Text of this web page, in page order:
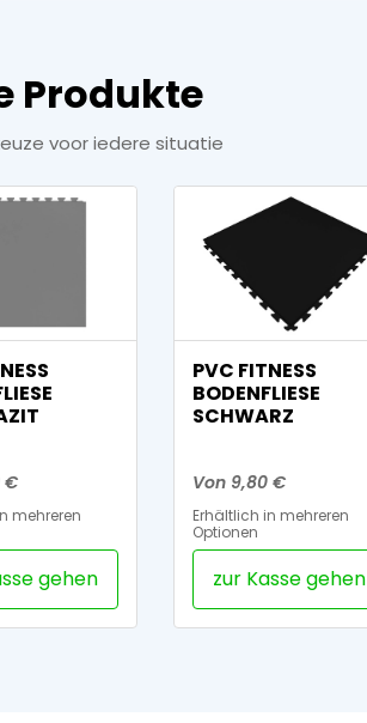
Produkte
voor iedere situatie
€
mehreren
gehen
PVC FITNESS
BODENFLIESE
SCHWARZ
Von 9,80 €
Erhältlich in mehreren
Optionen
zur Kasse gehen